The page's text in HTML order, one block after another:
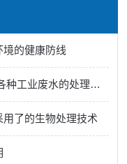
境的健康防线
MBR膜一体化污水处理设备满足各种工业废水的处理需求
了的生物处理技术